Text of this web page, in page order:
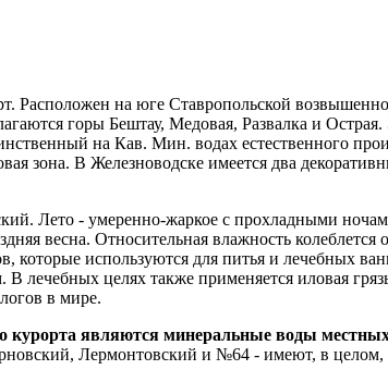
Расположен на юге Ставропольской
горы Бештау, Медовая, Развалка и
на Кав. Мин. водах естественного
зона. В Железноводске имеется два
Лето - умеренно-жаркое с прохладными
весна. Относительная влажность
которые используются для питья и лечебных
лечебных целях также применяется иловая
в мире.
являются минеральные воды
Лермонтовский и №64 - имеют, в целом,